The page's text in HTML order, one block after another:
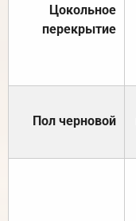
Цокольное
перекрытие
Пол черновой